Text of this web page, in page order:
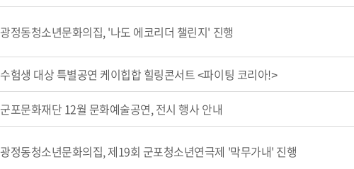
광정동청소년문화의집, '나도 에코리더 챌린지' 진행
수험생 대상 특별공연 케이힙합 힐링콘서트 <파이팅 코리아!>
군포문화재단 12월 문화예술공연, 전시 행사 안내
광정동청소년문화의집, 제19회 군포청소년연극제 '막무가내' 진행